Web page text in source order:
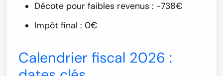
Décote pour faibles revenus : -738€
Impôt final : 0€
Calendrier fiscal 2026 :